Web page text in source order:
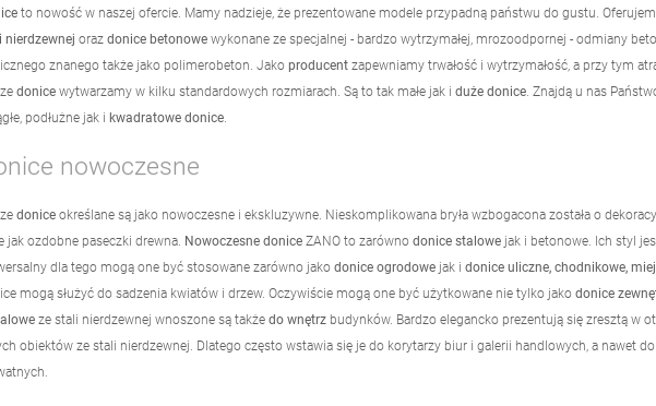
to nowość w naszej ofercie. Mamy nadzieje, że prezentowane modele przypadną państwu do gustu.
nierdzewnej oraz donice betonowe wykonane ze specjalnej - bardzo wytrzymałej, mrozoodpornej - odmiany
znanego także jako polimerobeton. Jako producent zapewniamy trwałość i wytrzymałość, a przy tym
donice wytwarzamy w kilku standardowych rozmiarach. Są to tak małe jak i duże donice. Znajdą u nas
podłużne jak i kwadratowe donice.
nowoczesne
donice określane są jako nowoczesne i ekskluzywne. Nieskomplikowana bryła wzbogacona została o
jak ozdobne paseczki drewna. Nowoczesne donice ZANO to zarówno donice stalowe jak i betonowe. Ich styl
dla tego mogą one być stosowane zarówno jako donice ogrodowe jak i donice uliczne, chodnikowe,
mogą służyć do sadzenia kwiatów i drzew. Oczywiście mogą one być użytkowane nie tylko jako donice
ze stali nierdzewnej wnoszone są także do wnętrz budynków. Bardzo elegancko prezentują się zresztą w
obiektów ze stali nierdzewnej. Dlatego często wstawia się je do korytarzy biur i galerii handlowych, a nawet